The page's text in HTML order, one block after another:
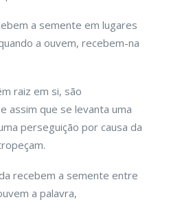
a semente em lugares
a ouvem, recebem-na
raiz em si, são
assim que se levanta uma
perseguição por causa da
recebem a semente entre
a palavra,